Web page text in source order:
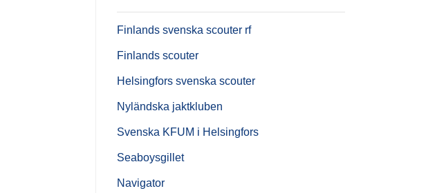
Finlands svenska scouter rf
Finlands scouter
Helsingfors svenska scouter
Nyländska jaktkluben
Svenska KFUM i Helsingfors
Seaboysgillet
Navigator